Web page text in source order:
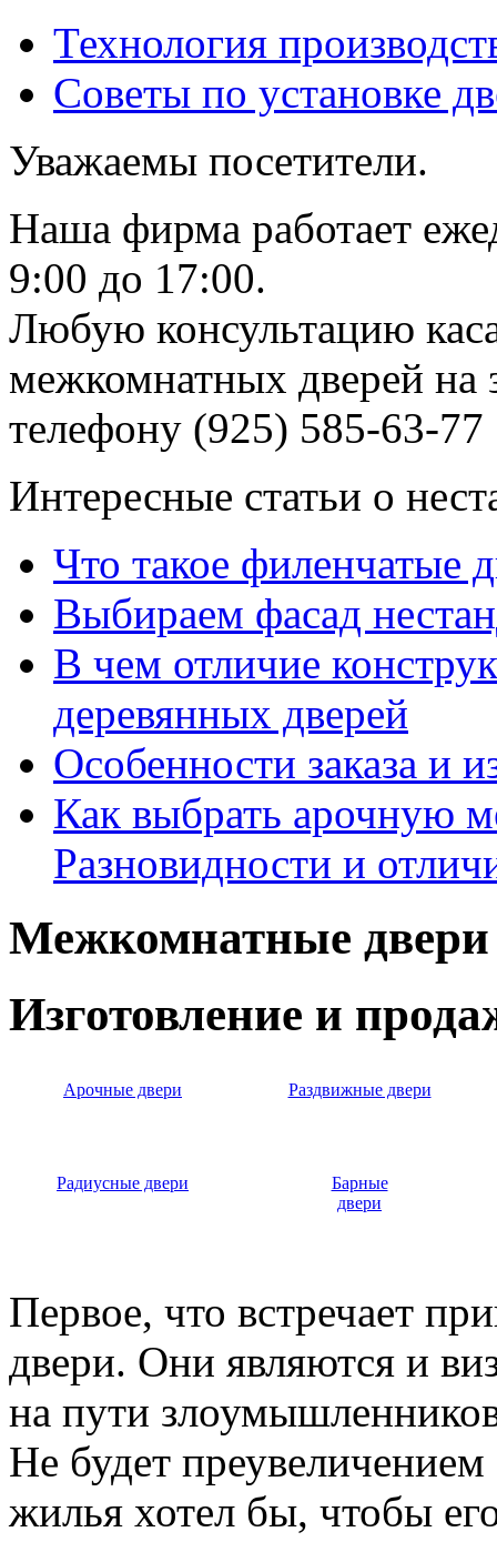
Технология
Советы по установке
Уважаемы посетители.
Наша фирма работает
9:00 до 17:00.
Любую консультацию
межкомнатных дверей на
телефону (925) 585-63-77
Интересные статьи о
Что такое филенчатые
Выбираем фасад
В чем отличие
деревянных дверей
Особенности заказа и
Как выбрать арочную
Разновидности и
Межкомнатные двери
Изготовление и
Арочные двери Раздвижные двери
Радиусные двери
Барные
двери
Первое, что встречает
двери. Они являются и
на пути
Не будет
жилья хотел бы, чтобы